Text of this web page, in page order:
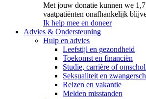
Met jouw donatie kunnen we
vaatpatiënten onafhankelijk
Ik help mee en doneer
Advies & Ondersteuning
Hulp en advies
Leefstijl en gezondheid
Toekomst en financiën
Studie, carrière of
Seksualiteit en
Reizen en vakantie
Melden misstanden